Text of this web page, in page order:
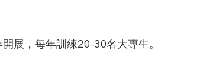
展，每年訓練20-30名大專生。